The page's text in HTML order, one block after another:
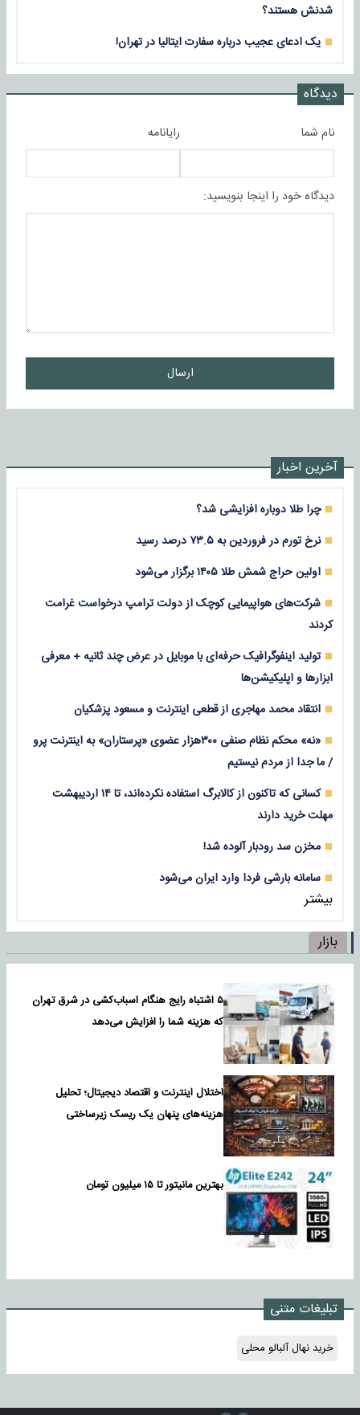
شدنش هستند؟
یک ادعای عجیب درباره سفارت ایتالیا در تهران!
دیدگاه
نام شما رایانامه
دیدگاه خود را اینجا بنویسید:
ارسال
آخرین اخبار
چرا طلا دوباره افزایشی شد؟
نرخ تورم در فروردین به ۷۳.۵ درصد رسید
اولین حراج شمش طلا ۱۴۰۵ برگزار می‌شود
شرکت‌های هواپیمایی کوچک از دولت ترامپ درخواست غرامت
کردند
تولید اینفوگرافیک حرفه‌ای با موبایل در عرض چند ثانیه + معرفی
ابزارها و اپلیکیشن‌ها
انتقاد محمد مهاجری از قطعی اینترنت و مسعود پزشکیان
«نه» محکم نظام صنفی ۳۰۰هزار عضوی «پرستاران» به اینترنت پرو
/ ما جدا از مردم نیستیم
کسانی که تاکنون از کالابرگ استفاده نکرده‌اند، تا ۱۴ اردیبهشت
مهلت خرید دارند
مخزن سد رودبار آلوده شد!
سامانه بارشی فردا وارد ایران می‌شود
بیشتر
بازار
۵ اشتباه رایج هنگام اسباب‌کشی در شرق تهران
که هزینه شما را افزایش می‌دهد
اختلال اینترنت و اقتصاد دیجیتال؛ تحلیل
هزینه‌های پنهان یک ریسک زیرساختی
بهترین مانیتور تا ۱۵ میلیون تومان
تبلیغات متنی
خرید نهال آلبالو محلی